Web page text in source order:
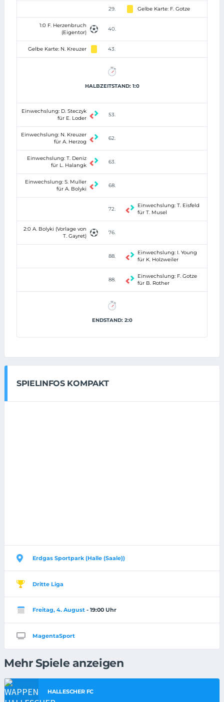
29. Gelbe Karte: F. Gotze
1:0 F. Herzenbruch
(Eigentor)
40.
Gelbe Karte: N. Kreuzer 43.
HALBZEITSTAND: 1:0
Einwechslung: D. Steczyk
für E. Loder
53.
Einwechslung: N. Kreuzer
für A. Herzog
62.
Einwechslung: T. Deniz
für L. Halangk
63.
Einwechslung: S. Muller
für A. Bolyki
68.
72.
Einwechslung: T. Eisfeld
für T. Musel
2:0 A. Bolyki (Vorlage von
T. Gayret)
76.
88.
Einwechslung: I. Young
für K. Holzweiler
88.
Einwechslung: F. Gotze
für B. Rother
ENDSTAND: 2:0
SPIELINFOS KOMPAKT
Erdgas Sportpark (Halle (Saale))
Dritte Liga
Freitag, 4. August - 19:00 Uhr
MagentaSport
Mehr Spiele anzeigen
HALLESCHER FC